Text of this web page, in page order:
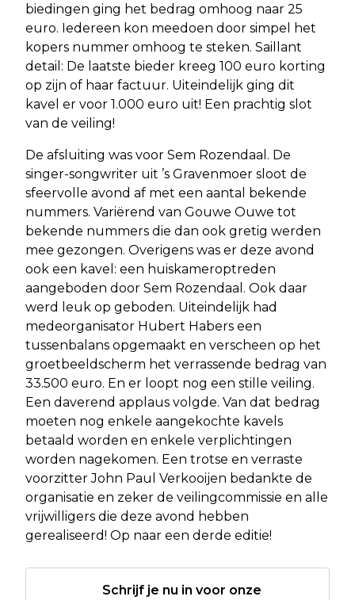
biedingen ging het bedrag omhoog naar 25
euro. Iedereen kon meedoen door simpel het
kopers nummer omhoog te steken. Saillant
detail: De laatste bieder kreeg 100 euro korting
op zijn of haar factuur. Uiteindelijk ging dit
kavel er voor 1.000 euro uit! Een prachtig slot
van de veiling!
De afsluiting was voor Sem Rozendaal. De
singer-songwriter uit ’s Gravenmoer sloot de
sfeervolle avond af met een aantal bekende
nummers. Variërend van Gouwe Ouwe tot
bekende nummers die dan ook gretig werden
mee gezongen. Overigens was er deze avond
ook een kavel: een huiskameroptreden
aangeboden door Sem Rozendaal. Ook daar
werd leuk op geboden. Uiteindelijk had
medeorganisator Hubert Habers een
tussenbalans opgemaakt en verscheen op het
groetbeeldscherm het verrassende bedrag van
33.500 euro. En er loopt nog een stille veiling.
Een daverend applaus volgde. Van dat bedrag
moeten nog enkele aangekochte kavels
betaald worden en enkele verplichtingen
worden nagekomen. Een trotse en verraste
voorzitter John Paul Verkooijen bedankte de
organisatie en zeker de veilingcommissie en alle
vrijwilligers die deze avond hebben
gerealiseerd! Op naar een derde editie!
Schrijf je nu in voor onze